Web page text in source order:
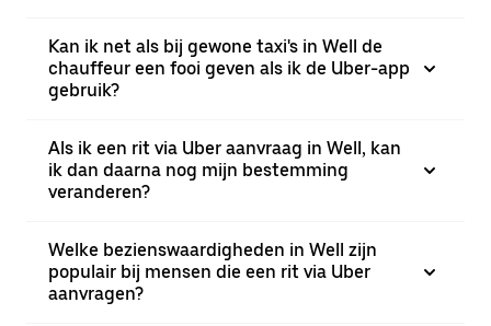
Kan ik net als bij gewone taxi's in Well de
chauffeur een fooi geven als ik de Uber-app
gebruik?
Als ik een rit via Uber aanvraag in Well, kan
ik dan daarna nog mijn bestemming
veranderen?
Welke bezienswaardigheden in Well zijn
populair bij mensen die een rit via Uber
aanvragen?